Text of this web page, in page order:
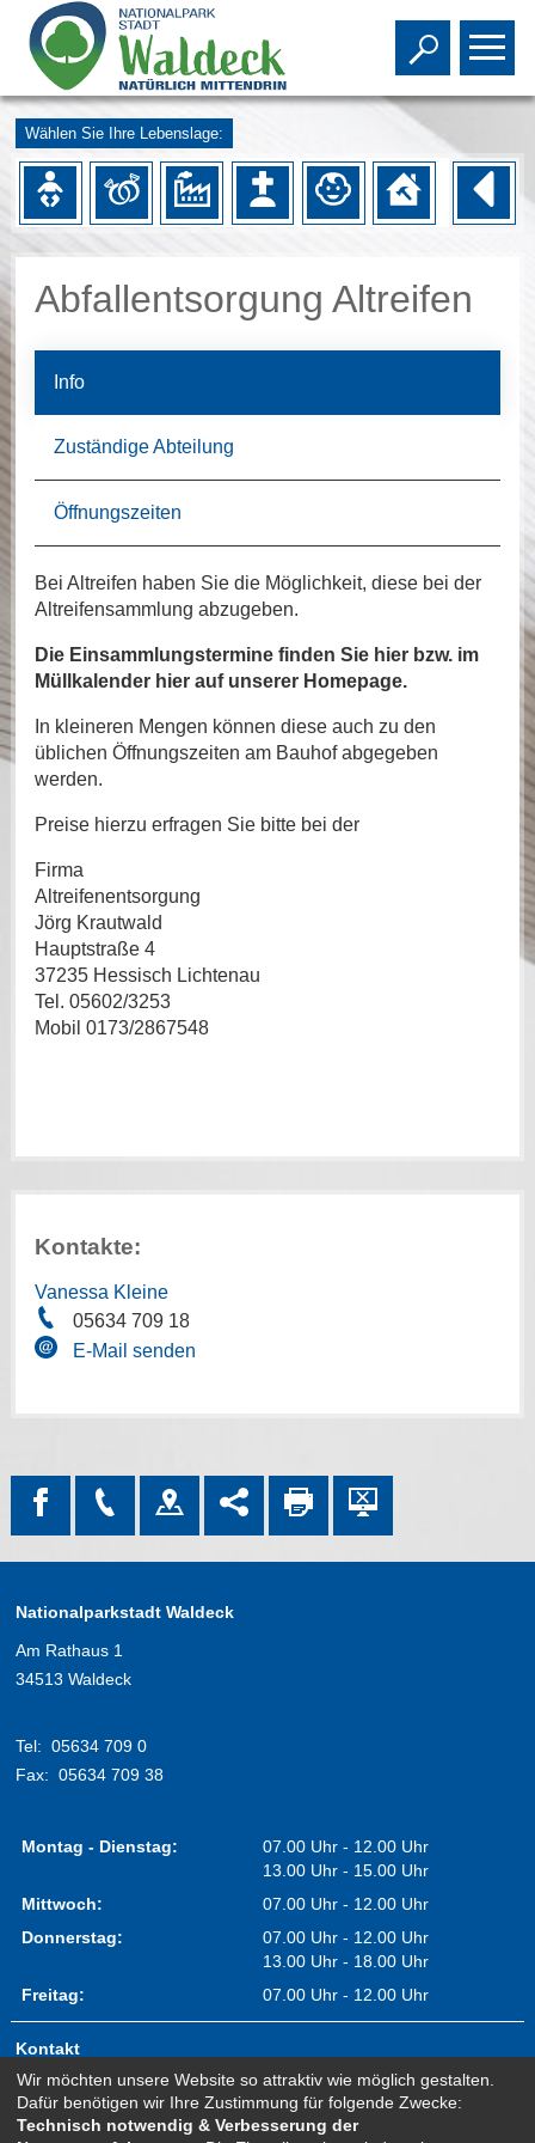
Toggle
Wählen Sie Ihre Lebenslage:
Abfallentsorgung Altreifen
Info
Zuständige Abteilung
Öffnungszeiten
Bei Altreifen haben Sie die Möglichkeit, diese bei der
Altreifensammlung abzugeben.
Die Einsammlungstermine finden Sie hier bzw. im
Müllkalender hier auf unserer Homepage.
In kleineren Mengen können diese auch zu den
üblichen Öffnungszeiten am Bauhof abgegeben
werden.
Preise hierzu erfragen Sie bitte bei der
Firma
Altreifenentsorgung
Jörg Krautwald
Hauptstraße 4
37235 Hessisch Lichtenau
Tel. 05602/3253
Mobil 0173/2867548
Kontakte:
Vanessa Kleine
05634 709 18
E-Mail senden
Nationalparkstadt Waldeck
Am Rathaus 1
34513 Waldeck
Tel: 05634 709 0
Fax: 05634 709 38
Montag - Dienstag:
07.00 Uhr - 12.00 Uhr
13.00 Uhr - 15.00 Uhr
Mittwoch:
07.00 Uhr - 12.00 Uhr
Donnerstag:
07.00 Uhr - 12.00 Uhr
13.00 Uhr - 18.00 Uhr
Freitag:
07.00 Uhr - 12.00 Uhr
Kontakt
Impressum
Erklärung zur Barrierefreiheit
Wir möchten unsere Website so attraktiv wie möglich gestalten.
Dafür benötigen wir Ihre Zustimmung für folgende Zwecke:
Technisch notwendig & Verbesserung der